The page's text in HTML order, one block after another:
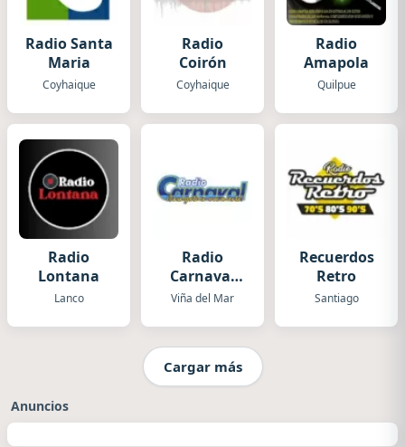
Radio Santa
Maria
Coyhaique
Radio
Coirón
Coyhaique
Radio
Amapola
Quilpue
Radio
Lontana
Lanco
Radio
Carnaval
Viña del
Viña del Mar
Recuerdos
Retro
Santiago
Cargar más
Anuncios